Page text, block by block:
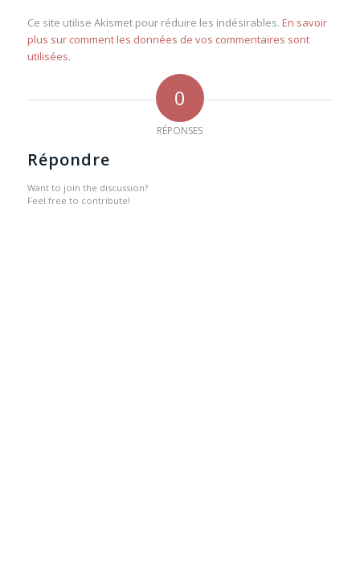
Ce site utilise Akismet pour réduire les indésirables. En savoir
plus sur comment les données de vos commentaires sont
utilisées.
0
RÉPONSES
Répondre
Want to join the discussion?
Feel free to contribute!